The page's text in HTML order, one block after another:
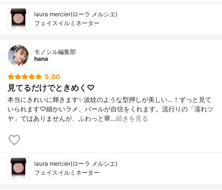
laura mercier(ローラ メルシエ)
フェイスイルミネーター
モノシル編集部
hana
5.00
見てるだけでときめく♡
本当にきれいに輝きます✨波紋のような型押しが美しい…！ずっと見て
いられます♡細かいラメ、パールが自信をくれます。流行りの「濡れツ
ヤ」ではありませんが、ふわっと華…続きを見る
laura mercier(ローラ メルシエ)
フェイスイルミネーター